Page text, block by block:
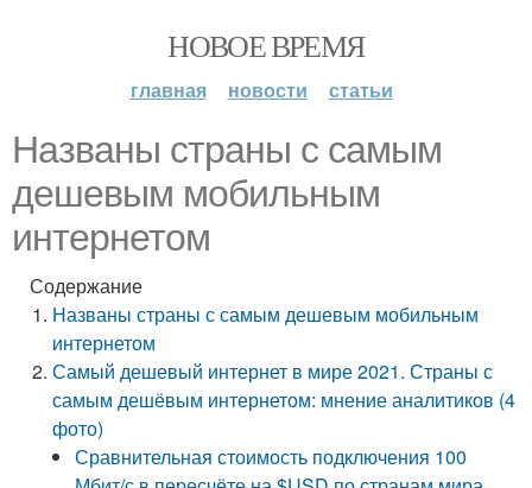
НОВОЕ ВРЕМЯ
главная новости статьи
Названы страны с самым
дешевым мобильным
интернетом
Содержание
Названы страны с самым дешевым мобильным
интернетом
Самый дешевый интернет в мире 2021. Страны с
самым дешёвым интернетом: мнение аналитиков (4
фото)
Сравнительная стоимость подключения 100